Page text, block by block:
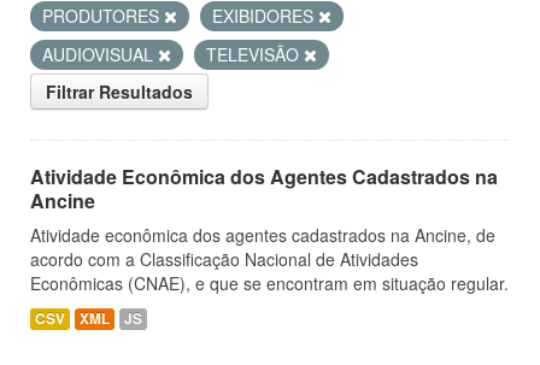
PRODUTORES
EXIBIDORES
AUDIOVISUAL
TELEVISÃO
Filtrar Resultados
Atividade Econômica dos Agentes Cadastrados na
Ancine
Atividade econômica dos agentes cadastrados na Ancine, de
acordo com a Classificação Nacional de Atividades
Econômicas (CNAE), e que se encontram em situação regular.
CSV XML JS